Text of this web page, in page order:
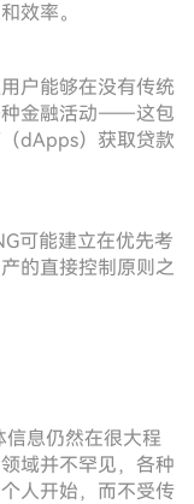
效率。
户能够在没有传统
种金融活动——这包
dApps）获取贷款
可能建立在优先考
的直接控制原则之
信息仍然在很大程
域并不罕见，各种
人开始，而不受传